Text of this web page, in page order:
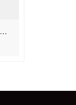
振动温度传感器以可靠品质护航稳定运行